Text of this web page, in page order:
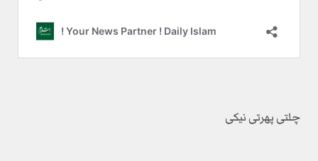
چلتی پھرتی نیکی